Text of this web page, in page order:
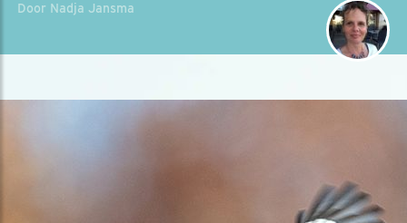
Door Nadja Jansma